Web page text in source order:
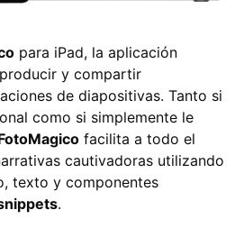
para iPad, la aplicación
y compartir
de diapositivas. Tanto si
como si simplemente le
facilita a todo el
cautivadoras utilizando
texto y componentes
.